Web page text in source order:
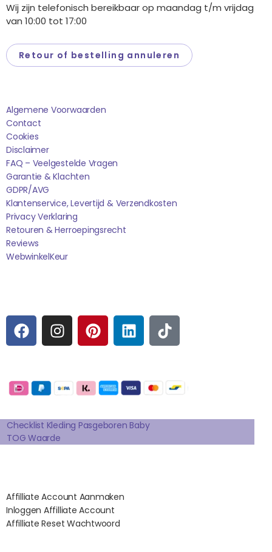
Wij zijn telefonisch bereikbaar op maandag t/m vrijdag
van 10:00 tot 17:00
Retour of bestelling annuleren
Algemene Voorwaarden
Contact
Cookies
Disclaimer
FAQ – Veelgestelde Vragen
Garantie & Klachten
GDPR/AVG
Klantenservice, Levertijd & Verzendkosten
Privacy Verklaring
Retouren & Herroepingsrecht
Reviews
WebwinkelKEur
F
A
C
B
O
O
K
I
N
S
A
R
A
M
P
I
N
E
R
E
S
T
L
I
N
E
D
I
N
T
I
K
O
K
Checklist Kleding Pasgeboren Baby
TOG Waarde
Affilliate Account Aanmaken
Inloggen Affilliate Account
Affilliate Reset Wachtwoord